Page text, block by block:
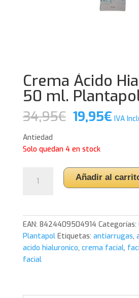
Crema Ácido
50 ml.
34,95€ El
precio
era:
34,95€.
19,95€El
IVA
Antiedad
Solo quedan 4 en stock
Ácido
ml.
Plantapol
cantidad
Añadir al
EAN: 8424409504914 Categorías:
Plantapol Etiquetas: antiarrugas,
acido hialuronico, crema facial,
facial